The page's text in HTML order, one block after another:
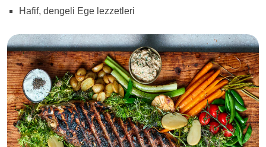
Hafif, dengeli Ege lezzetleri